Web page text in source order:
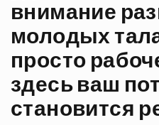
внимание
молодых
просто
здесь ваш
становится